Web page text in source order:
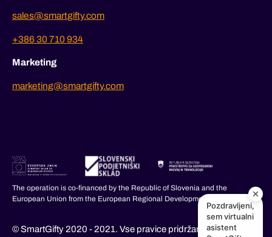
sales@smartgifty.com
+386 30 710 934
Marketing
marketing@smartgifty.com
The operation is co-financed by the Republic of Slovenia and the
European Union from the European Regional Development Fund.
© SmartGifty 2020 - 2021. Vse pravice pridržane.
Pozdravljeni,
sem virtualni
asistent